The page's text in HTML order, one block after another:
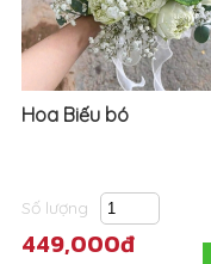
Hoa Biếu bó
Số lượng
449,000đ